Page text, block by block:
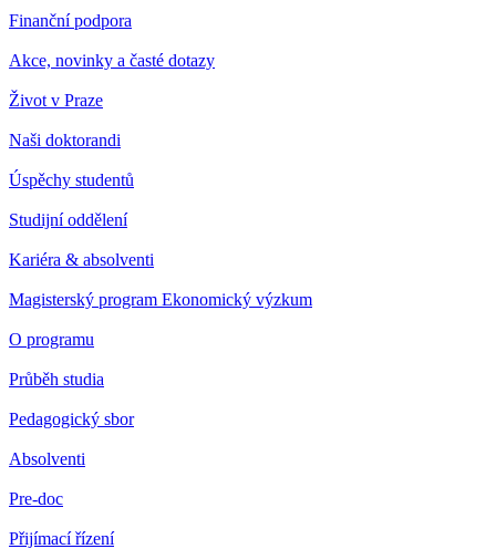
Finanční podpora
Akce, novinky a časté dotazy
Život v Praze
Naši doktorandi
Úspěchy studentů
Studijní oddělení
Kariéra & absolventi
Magisterský program Ekonomický výzkum
O programu
Průběh studia
Pedagogický sbor
Absolventi
Pre-doc
Přijímací řízení